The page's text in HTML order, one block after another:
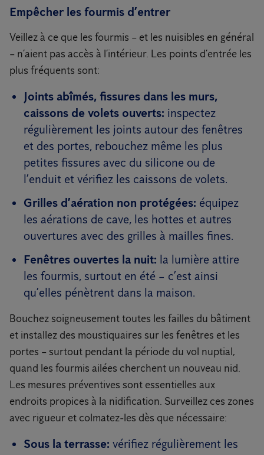
Empêcher les fourmis d’entrer
Veillez à ce que les fourmis – et les nuisibles en général
– n’aient pas accès à l’intérieur. Les points d’entrée les
plus fréquents sont:
Joints abîmés, fissures dans les murs,
caissons de volets ouverts: inspectez
régulièrement les joints autour des fenêtres
et des portes, rebouchez même les plus
petites fissures avec du silicone ou de
l’enduit et vérifiez les caissons de volets.
Grilles d’aération non protégées: équipez
les aérations de cave, les hottes et autres
ouvertures avec des grilles à mailles fines.
Fenêtres ouvertes la nuit: la lumière attire
les fourmis, surtout en été – c’est ainsi
qu’elles pénètrent dans la maison.
Bouchez soigneusement toutes les failles du bâtiment
et installez des moustiquaires sur les fenêtres et les
portes – surtout pendant la période du vol nuptial,
quand les fourmis ailées cherchent un nouveau nid.
Les mesures préventives sont essentielles aux
endroits propices à la nidification. Surveillez ces zones
avec rigueur et colmatez-les dès que nécessaire:
Sous la terrasse: vérifiez régulièrement les